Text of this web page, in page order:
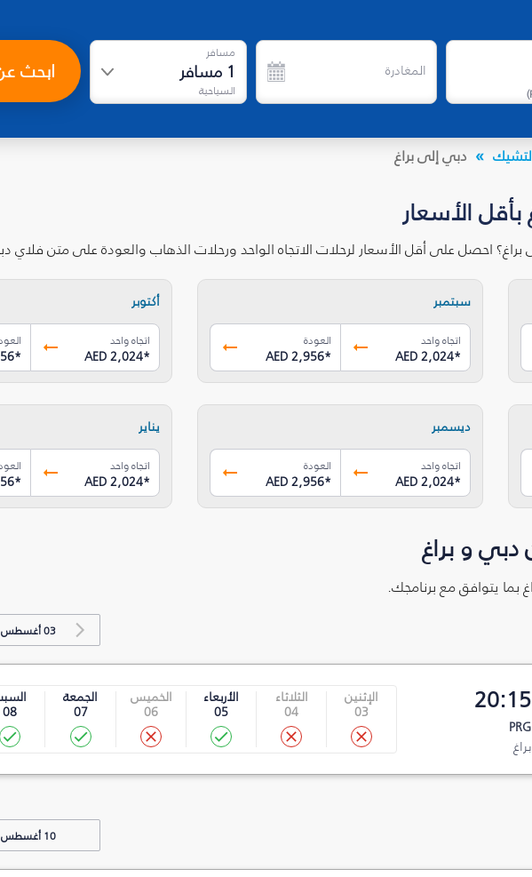
)
المغادرة
مسافر
1 مسافر
السياحية
ابحث
دبي إلى براغ
الأسعار
احصل على أقل الأسعار لرحلات الاتجاه الواحد ورحلات الذهاب والعودة على متن فلاي
سبتمبر
اتجاه واحد
AED 2,024*
العودة
AED 2,956*
أكتوبر
اتجاه واحد
AED 2,024*
*
ديسمبر
اتجاه واحد
AED 2,024*
العودة
AED 2,956*
يناير
اتجاه واحد
AED 2,024*
*
دبي و براغ
بما يتوافق مع برنامجك.
03 أغسطس
20:15
PRG
براغ
الإثنين
03
الثلاثاء
04
الأربعاء
05
الخميس
06
الجمعة
07
08
10 أغسطس